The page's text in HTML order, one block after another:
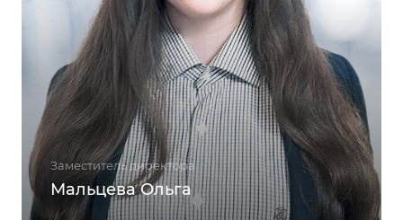
Заместитель директора
Мальцева Ольга